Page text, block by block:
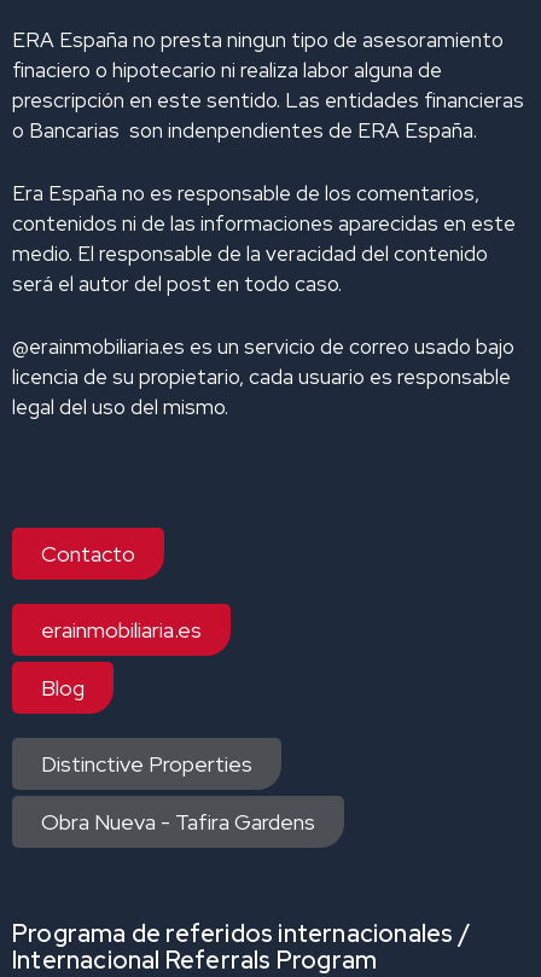
ERA España no presta ningun tipo de asesoramiento
finaciero o hipotecario ni realiza labor alguna de
prescripción en este sentido. Las entidades financieras
o Bancarias son indenpendientes de ERA España.
Era España no es responsable de los comentarios,
contenidos ni de las informaciones aparecidas en este
medio. El responsable de la veracidad del contenido
será el autor del post en todo caso.
@erainmobiliaria.es es un servicio de correo usado bajo
licencia de su propietario, cada usuario es responsable
legal del uso del mismo.
Contacto
erainmobiliaria.es
Blog
Distinctive Properties
Obra Nueva - Tafira Gardens
Programa de referidos internacionales /
Internacional Referrals Program